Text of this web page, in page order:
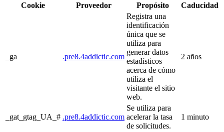
Cookie
Proveedor Propósito Caducidad
_ga .pre8.4addictic.com
Registra una
identificación
única que se
utiliza para
generar datos
estadísticos
acerca de cómo
utiliza el
visitante el sitio
web.
2 años
_gat_gtag_UA_# .pre8.4addictic.com
Se utiliza para
acelerar la tasa
de solicitudes.
1 minuto